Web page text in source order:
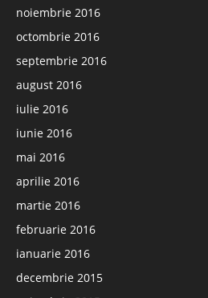
noiembrie 2016
octombrie 2016
septembrie 2016
august 2016
iulie 2016
iunie 2016
mai 2016
aprilie 2016
martie 2016
februarie 2016
ianuarie 2016
decembrie 2015